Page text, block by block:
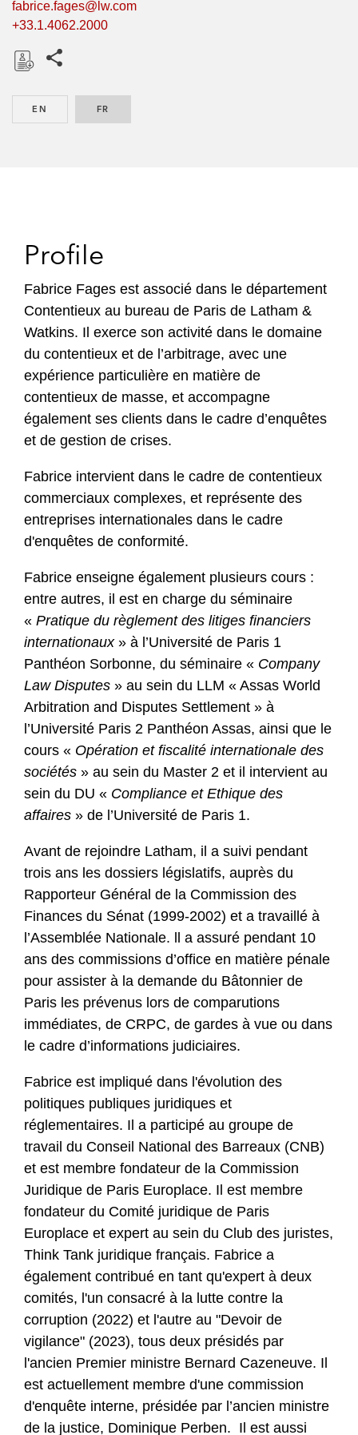
fabrice.fages@lw.com
+33.1.4062.2000
w
EN FR
Profile
Fabrice Fages est associé dans le département
Contentieux au bureau de Paris de Latham &
Watkins. Il exerce son activité dans le domaine
du contentieux et de l’arbitrage, avec une
expérience particulière en matière de
contentieux de masse, et accompagne
également ses clients dans le cadre d’enquêtes
et de gestion de crises.
Fabrice intervient dans le cadre de contentieux
commerciaux complexes, et représente des
entreprises internationales dans le cadre
d'enquêtes de conformité.
Fabrice enseigne également plusieurs cours :
entre autres, il est en charge du séminaire
« Pratique du règlement des litiges financiers
internationaux» à l’Université de Paris 1
Panthéon Sorbonne, du séminaire « Company
Law Disputes » au sein du LLM « Assas World
Arbitration and Disputes Settlement » à
l’Université Paris 2 Panthéon Assas, ainsi que le
cours « Opération et fiscalité internationale des
sociétés » au sein du Master 2 et il intervient au
sein du DU « Compliance et Ethique des
affaires » de l’Université de Paris 1.
Avant de rejoindre Latham, il a suivi pendant
trois ans les dossiers législatifs, auprès du
Rapporteur Général de la Commission des
Finances du Sénat (1999-2002) et a travaillé à
l’Assemblée Nationale. ll a assuré pendant 10
ans des commissions d’office en matière pénale
pour assister à la demande du Bâtonnier de
Paris les prévenus lors de comparutions
immédiates, de CRPC, de gardes à vue ou dans
le cadre d’informations judiciaires.
Fabrice est impliqué dans l'évolution des
politiques publiques juridiques et
réglementaires. Il a participé au groupe de
travail du Conseil National des Barreaux (CNB)
et est membre fondateur de la Commission
Juridique de Paris Europlace. Il est membre
fondateur du Comité juridique de Paris
Europlace et expert au sein du Club des juristes,
Think Tank juridique français. Fabrice a
également contribué en tant qu'expert à deux
comités, l'un consacré à la lutte contre la
corruption (2022) et l'autre au "Devoir de
vigilance" (2023), tous deux présidés par
l'ancien Premier ministre Bernard Cazeneuve. Il
est actuellement membre d'une commission
d'enquête interne, présidée par l’ancien ministre
de la justice, Dominique Perben. Il est aussi